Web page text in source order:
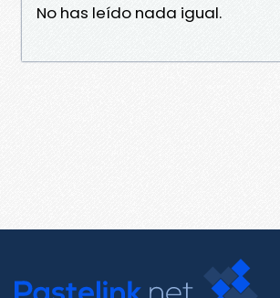
No has leído nada igual.